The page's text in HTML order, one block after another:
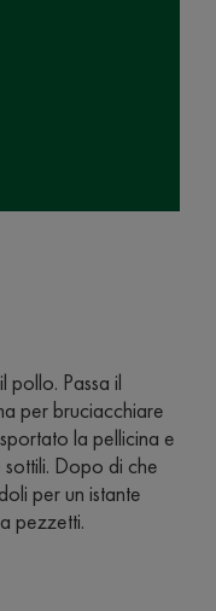
pollo. Passa il
per bruciacchiare
la pellicina e
sottili. Dopo di che
per un istante
pezzetti.